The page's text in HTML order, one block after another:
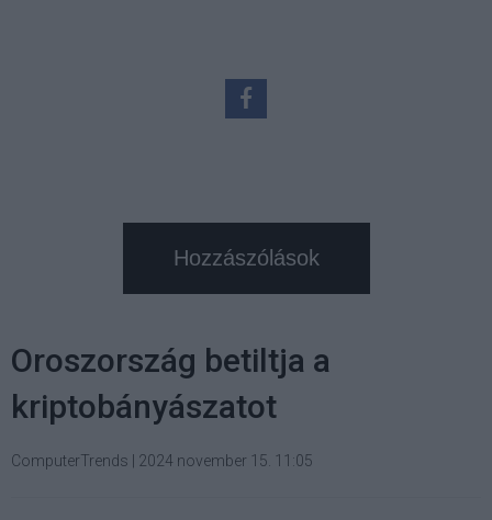
Hozzászólások
Oroszország betiltja a
kriptobányászatot
ComputerTrends | 2024 november 15. 11:05